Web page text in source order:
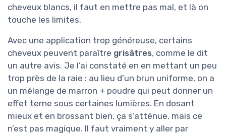
cheveux blancs, il faut en mettre pas mal, et là on
touche les limites.
Avec une application trop généreuse, certains
cheveux peuvent paraître grisâtres, comme le dit
un autre avis. Je l’ai constaté en en mettant un peu
trop près de la raie : au lieu d’un brun uniforme, on a
un mélange de marron + poudre qui peut donner un
effet terne sous certaines lumières. En dosant
mieux et en brossant bien, ça s’atténue, mais ce
n’est pas magique. Il faut vraiment y aller par